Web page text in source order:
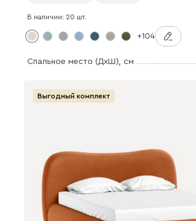
В наличии: 20 шт.
+104
Спальное место (ДхШ), см
Выгодный комплект